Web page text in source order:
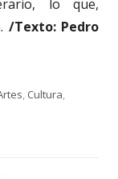
lo que,
/Texto: Pedro
Cultura